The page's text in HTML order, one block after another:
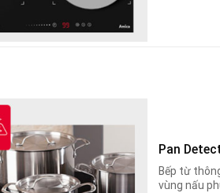
Pan
Bếp từ
vùng nấu